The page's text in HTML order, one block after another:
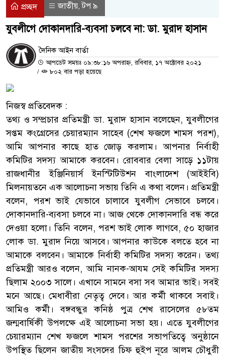
প্রচ্ছদ জাতীয়,টপ ৯
যুবলীগে দোকানদারি-ব্যবসা চলবে না: ডা. মুরাদ হাসান
দৈনিক আইন বার্তা
আপডেট সময়ঃ ০৯:৩৮:১৬ অপরাহ্ন, রবিবার, ১৭ অক্টোবর ২০২১
/
৮০২ বার পড়া হয়েছে
নিজস্ব প্রতিবেদক :
তথ্য ও সম্প্রচার প্রতিমন্ত্রী ডা. মুরাদ হাসান বলেছেন, যুবলীগের
সপ্তম কংগ্রেসের চেয়ারম্যান সাহেব (শেখ ফজলে শামস পরশ),
আমি আপনার কাছে হাত জোড় করলাম। আপনার নির্বাহী
কমিটির সদস্য আমাকে করবেন। রোববার বেলা সাড়ে ১১টায়
রাজধানীর ইঞ্জিনিয়ার্স ইনস্টিটিউশন বাংলাদেশ (আইইবি)
মিলনায়তনে এক আলোচনা সভায় তিনি এ কথা বলেন। প্রতিমন্ত্রী
বলেন, পরশ ভাই যেভাবে চালাবে যুবলীগ সেভাবে চলবে।
দোকানদারি-ব্যবসা চলবে না। আজ থেকে দোকানদারি বন্ধ করে
দেওয়া হলো। তিনি বলেন, পরশ ভাই লোক লাগবে, ৫০ হাজার
লোক ডা. মুরাদ নিয়ে আসবে। আপনার কাউকে বলতে হবে না
আমাকে বলবেন। আমাকে নির্বাহী কমিটির সদস্য করেন। তথ্য
প্রতিমন্ত্রী আরও বলেন, আমি নানক-আযম সেই কমিটির সদস্য
ছিলাম ২০০৩ সালে। এখানে সামনে বসা সব আমার ভাই। সবই
মনে আছে। মেধাবীরা নেতৃত্ব দেবে। আর কর্মী থাকবে সবাই।
আমিও কর্মী। বঙ্গবন্ধুর কনিষ্ঠ পুত্র শেখ রাসেলের ৫৮তম
জন্মবার্ষিকী উপলক্ষে এই আলোচনা সভা হয়। এতে যুবলীগের
চেয়ারম্যান শেখ ফজলে শামস পরশের সভাপতিত্বে অনুষ্ঠানে
উপস্থিত ছিলেন জাতীয় সংসদের চিফ হুইপ নূরে আলম চৌধুরী